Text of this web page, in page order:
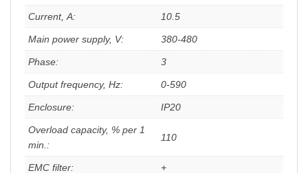
Current, А: 10.5
Main power supply, V: 380-480
Phase: 3
Output frequency, Hz: 0-590
Enclosure: IP20
Overload capacity, % per 1
min.:
110
EMC filter: +